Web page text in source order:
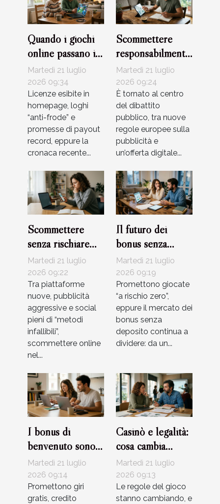
Quando i giochi
online passano il
test della
sicurezza?
Martedì 21 luglio
2026 09:34
Licenze esibite in
homepage, loghi
“anti-frode” e
promesse di payout
record, eppure la
cronaca recente...
Scommettere
responsabilmente:
equilibrio tra
adrenalina e
strategie di
gestione
Martedì 21 luglio
2026 09:24
È tornato al centro
del dibattito
pubblico, tra nuove
regole europee sulla
pubblicità e
un’offerta digitale...
Scommettere
senza rischiare
truffe: errori
comuni da evitare
Martedì 21 luglio
2026 09:22
Tra piattaforme
nuove, pubblicità
aggressive e social
pieni di “metodi
infallibili”,
scommettere online
nel...
Il futuro dei
bonus senza
deposito:
tendenza reale o
solo marketing?
Martedì 21 luglio
2026 09:19
Promettono giocate
“a rischio zero”,
eppure il mercato dei
bonus senza
deposito continua a
dividere: da un...
I bonus di
benvenuto sono
davvero
convenienti?
Martedì 21 luglio
2026 09:14
Promettono giri
gratis, credito
Casinò e legalità:
cosa cambia
davvero con le
nuove
regolamentazioni?
Martedì 21 luglio
2026 09:13
Le regole del gioco
stanno cambiando, e